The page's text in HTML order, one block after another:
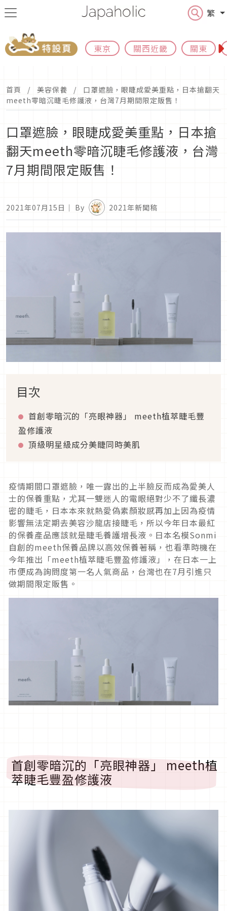
繁
東京 關西近畿 關東
首頁 美容保養
口罩遮臉，眼睫成愛美重點，日本搶翻天
meeth零暗沉睫毛修護液，台灣7月期間限定販售！
口罩遮臉，眼睫成愛美重點，日本搶
翻天meeth零暗沉睫毛修護液，台灣
7月期間限定販售！
2021年07月15日 ｜ By 2021年新聞稿
目次
首創零暗沉的「亮眼神器」 meeth植萃睫毛豐
盈修護液
頂級明星級成分美睫同時美肌
疫情期間口罩遮臉，唯一露出的上半臉反而成為愛美人
士的保養重點，尤其一雙迷人的電眼絕對少不了纖長濃
密的睫毛，日本本來就熱愛偽素顏妝感再加上因為疫情
影響無法定期去美容沙龍店接睫毛，所以今年日本最紅
的保養產品應該就是睫毛養護增長液。日本名模Sonmi
自創的meeth保養品牌以高效保養著稱，也看準時機在
今年推出「meeth植萃睫毛豐盈修護液」，在日本一上
市便成為詢問度第一名人氣商品，台灣也在7月引進只
做期間限定販售。
首創零暗沉的「亮眼神器」 meeth植
萃睫毛豐盈修護液